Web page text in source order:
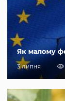
Як малому
3 липня